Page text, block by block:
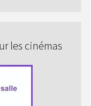
les cinémas